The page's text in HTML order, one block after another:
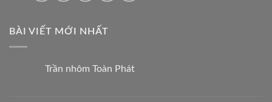
BÀI VIẾT MỚI NHẤT
Trần nhôm Toàn Phát